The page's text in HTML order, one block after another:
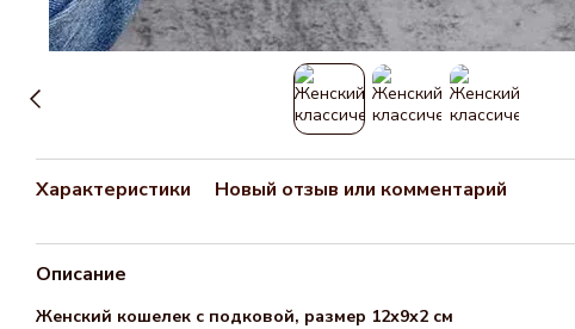
Характеристики Новый отзыв или комментарий
Описание
Женский кошелек с подковой, размер 12х9х2 см